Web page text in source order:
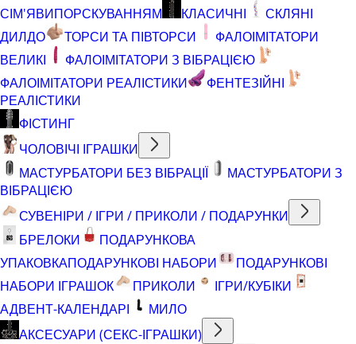
СІМ'ЯВИПОРСКУВАННЯМ
КЛАСИЧНІ
СКЛЯНІ
ДИЛДО
ТОРСИ ТА ПІВТОРСИ
ФАЛОІМІТАТОРИ
ВЕЛИКІ
ФАЛОІМІТАТОРИ З ВІБРАЦІЄЮ
ФАЛОІМІТАТОРИ РЕАЛІСТИКИ
ФЕНТЕЗІЙНІ
РЕАЛІСТИКИ
ФІСТИНГ
ЧОЛОВІЧІ ІГРАШКИ
МАСТУРБАТОРИ БЕЗ ВІБРАЦІЇ
МАСТУРБАТОРИ З
ВІБРАЦІЄЮ
СУВЕНІРИ / ІГРИ / ПРИКОЛИ / ПОДАРУНКИ
БРЕЛОКИ
ПОДАРУНКОВА
УПАКОВКАПОДАРУНКОВІ НАБОРИ
ПОДАРУНКОВІ
НАБОРИ ІГРАШОК
ПРИКОЛИ
ІГРИ/КУБІКИ
АДВЕНТ-КАЛЕНДАРІ
МИЛО
АКСЕСУАРИ (СЕКС-ІГРАШКИ)